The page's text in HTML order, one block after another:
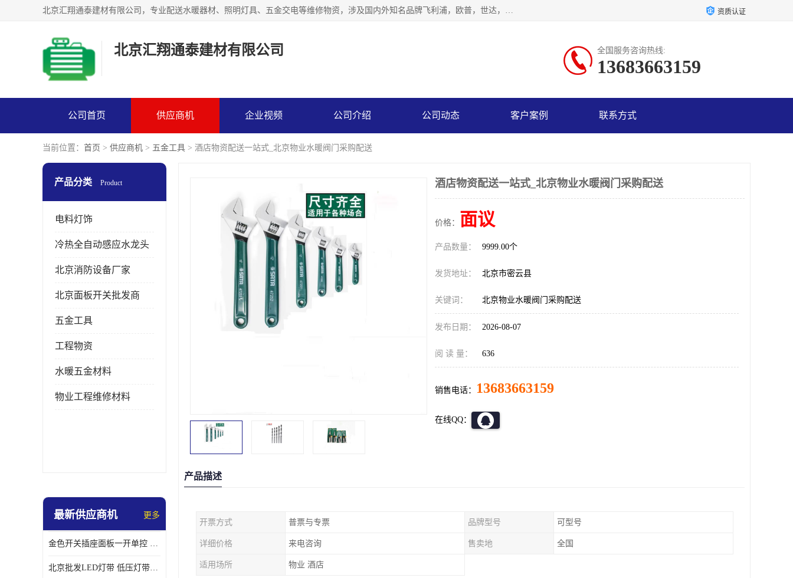
北京汇翔通泰建材有限公司，专业配送水暖器材、照明灯具、五金交电等维修物资，涉及国内外知名品牌飞利浦，欧普，世达，博士，九牧，公牛等物资。能充分满足物业、学校、酒店、工厂、部队等多领域的采购需求，提供一站式配送服务。 资质认证
北京汇翔通泰建材有限公司 全国服务咨询热线:
13683663159
公司首页 供应商机 企业视频 公司介绍 公司动态 客户案例 联系方式
当前位置： 首页 > 供应商机 > 五金工具 > 酒店物资配送一站式_北京物业水暖阀门采购配送
产品分类 Product
电料灯饰
冷热全自动感应水龙头
北京消防设备厂家
北京面板开关批发商
五金工具
工程物资
水暖五金材料
物业工程维修材料
最新供应商机 更多
金色开关插座面板一开单控 _一开双控五孔插座
北京批发LED灯带 低压灯带定制 景观亮化灯条
酒店物资配送一站式_北京物业水暖阀门采购配送
价格： 面议
产品数量： 9999.00个
发货地址： 北京市密云县
关键词： 北京物业水暖阀门采购配送
发布日期： 2026-08-07
阅 读 量： 636
销售电话： 13683663159
在线QQ：
产品描述
开票方式 普票与专票 品牌型号 可型号
详细价格 来电咨询 售卖地 全国
适用场所 物业 酒店